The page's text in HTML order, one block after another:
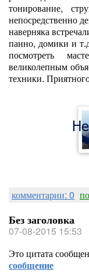
тонирование,
непосредственно
наверняка
панно, домики и
посмотреть
великолепным
техники.
комментарии: 0
Без заголовка
07-08-2015 15:53
Это цитата
сообщение